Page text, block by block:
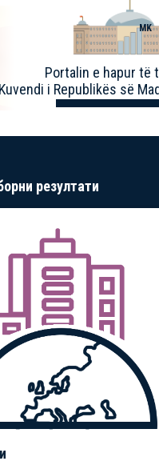
Portalin e hapur të
Kuvendi i Republikës së
MK
резултати